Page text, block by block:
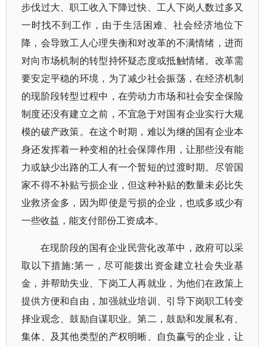
步伐过大、职工收入下降过快、工人下岗人数过多又
一时找不到工作，由于生活困难、社会经济地位下
降，会导致工人心理失衡和对改革的不满情绪，进而
对向市场机制的转型持怀疑态度或抵触情绪。改革需
要安定平稳的环境，为了减少社会振荡，在经济机制
的现阶段转型过程中，在劳动力市场和社会安全保险
制度还没有建立之前，不宜急于对国有企业实行大规
模的破产政策。在这个时期，难以为继的国有企业本
身还发挥着一种变相的社会保障作用，让那些没有能
力或缺少出路的工人有一个暂短的过渡时期。尽管国
家不得不补贴亏损企业，但这种补贴的数量未必比失
业救济金多，因为即使是亏损的企业，也或多或少有
一些收益，能支付部份工资成本。
在现阶段的国有企业民营化改革中，政府可以采
取以下措施:第一，尽可能拨出资金建立社会失业基
金，并帮助失业、下岗工人再就业，为他们在政策上
提供方便和自由，加强就业培训、引导下岗职工转变
择业观念、鼓励自谋职业。第二，鼓励和发展私有、
集体、及其他类型的产权明晰、自负赢亏的企业，让